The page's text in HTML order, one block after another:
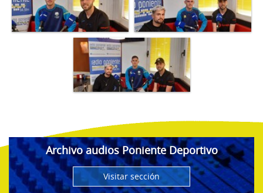
Archivo audios Poniente Deportivo
Visitar sección